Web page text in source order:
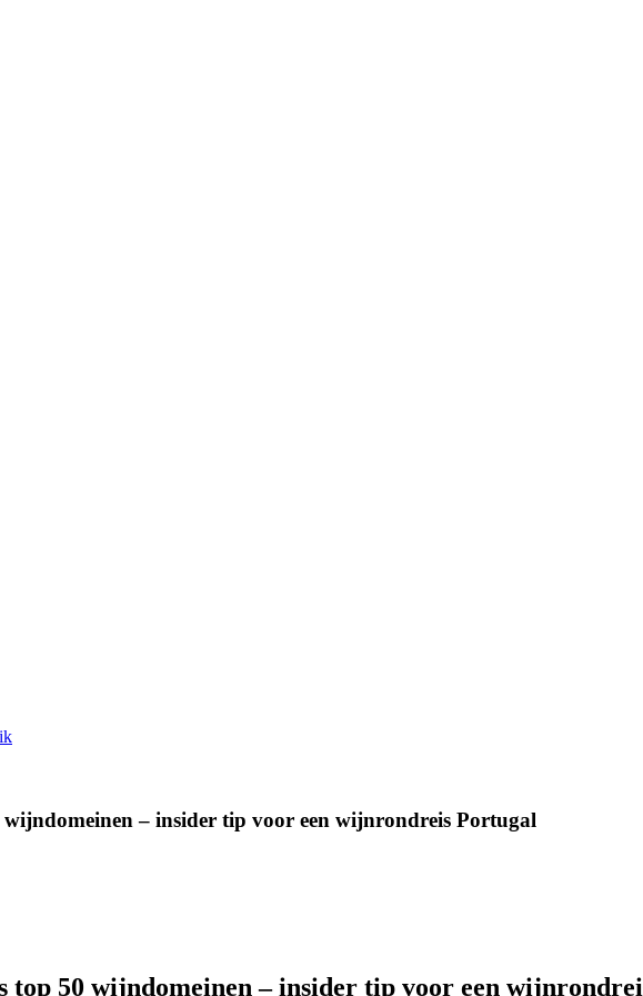
– insider tip voor een wijnrondreis Portugal
top 50 wijndomeinen – insider tip voor een